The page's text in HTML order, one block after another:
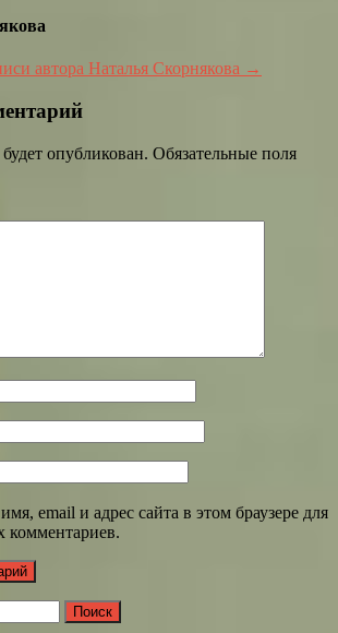
автора Наталья Скорнякова →
опубликован. Обязательные поля
email и адрес сайта в этом браузере для